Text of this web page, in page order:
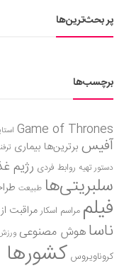
پر بحث‌ترین‌ها
برچسب‌ها
Game of Thrones
آفیس برترین‌ها بیماری
دستور تهیه روابط فردی رژیم
سلبریتی‌ها طبیعت
فیلم مراسم اسکارمراقبت
ناساهوش مصنوعی
کروناویروس کشورها